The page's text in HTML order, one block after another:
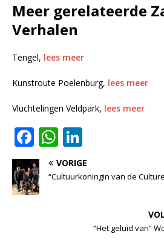
Meer gerelateerde
Verhalen
Tengel, lees meer
Kunstroute Poelenburg, lees meer
Vluchtelingen Veldpark, lees meer
F
a
c
e
W
h
at
n
k
n
VORIGE
“Cultuurkoningin van de
“Het geluid van”